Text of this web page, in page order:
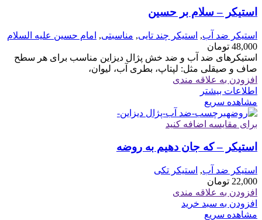
استیکر – سلام بر حسین
استیکر ضد آب, استیکر چند تایی, مناسبتی, امام حسین علیه السلام
48,000 تومان
استیکرهای ضد آب و ضد خش پژال دیزاین مناسب برای هر سطح
صاف و صیقلی مثل: لپتاپ، بطری آب، لیوان،
افزودن به علاقه مندی
اطلاعات بیشتر
مشاهده سریع
برای مقایسه اضافه کنید
استیکر – که جان دهیم به روضه
استیکر ضد آب, استیکر تکی
22,000 تومان
افزودن به علاقه مندی
افزودن به سبد خرید
مشاهده سریع